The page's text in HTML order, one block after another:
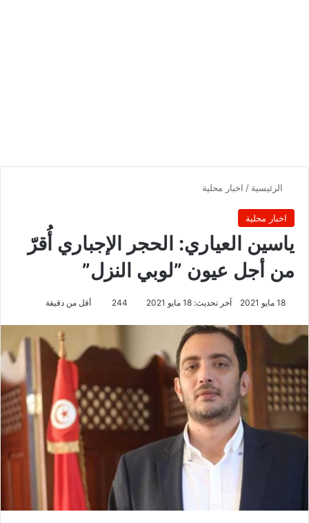
الرئيسية / اخبار محلية
اخبار محلية
ياسين العياري: الحجر الإجباري أُقرّ
من أجل عيون ”لوبي النزل”
18 مايو 2021 آخر تحديث: 18 مايو 2021 244 أقل من دقيقة